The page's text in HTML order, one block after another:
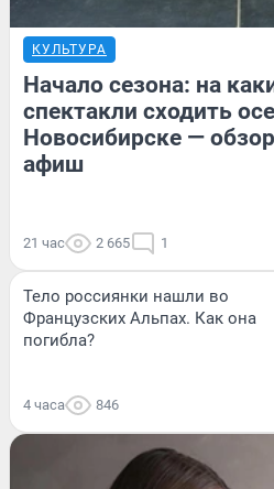
КУЛЬТУРА
Начало сезона: на
спектакли сходить
Новосибирске —
афиш
21 час 2 665 1
Тело россиянки нашли во
Французских Альпах. Как она
погибла?
4 часа 846